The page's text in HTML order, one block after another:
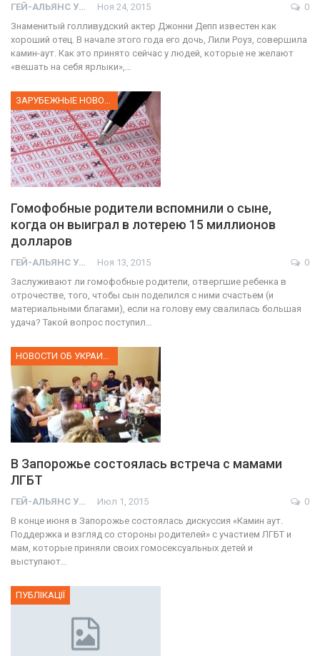
ГЕЙ-АЛЬЯНС УКРАИНА Ноя 24, 2015
0
Знаменитый голливудский актер Джонни Депп известен как
хороший отец. В начале этого года его дочь, Лили Роуз, совершила
камин-аут. Как это принято сейчас у людей, которые не желают
«вешать на себя ярлыки»,…
Гомофобные родители вспомнили о сыне,
когда он выиграл в лотерею 15 миллионов
долларов
ГЕЙ-АЛЬЯНС УКРАИНА Ноя 13, 2015
0
Заслуживают ли гомофобные родители, отвергшие ребенка в
отрочестве, того, чтобы сын поделился с ними счастьем (и
материальными благами), если на голову ему свалилась большая
удача? Такой вопрос поступил…
НОВОСТИ ОБ УКРАИНЕ
В Запорожье состоялась встреча с мамами
ЛГБТ
ГЕЙ-АЛЬЯНС УКРАИНА Июл 1, 2015
0
В конце июня в Запорожье состоялась дискуссия «Камин аут.
Поддержка и взгляд со стороны родителей» с участием ЛГБТ и
мам, которые приняли своих гомосексуальных детей и
выступают…
ПУБЛІКАЦІЇ